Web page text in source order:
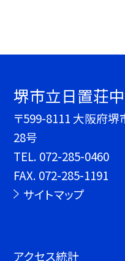
堺市立日置荘
〒599-8111 大阪府
28号
TEL. 072-285-0460
FAX. 072-285-1191
サイトマップ
アクセス統計